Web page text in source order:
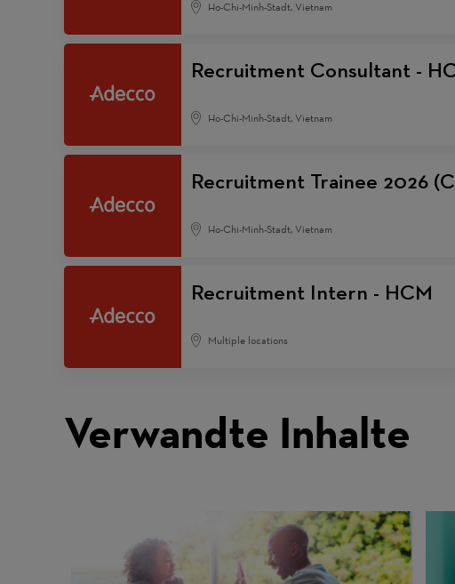
Ho-Chi-Minh-Stadt, Vietnam
Recruitment Consultant -
Ho-Chi-Minh-Stadt, Vietnam
Recruitment Trainee 2026
Ho-Chi-Minh-Stadt, Vietnam
Recruitment Intern - HCM
Multiple locations
Verwandte Inhalte